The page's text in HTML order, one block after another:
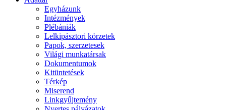
Egyházunk
Intézmények
Plébániák
Lelkipásztori körzetek
Papok, szerzetesek
Világi munkatársak
Dokumentumok
Kitüntetések
Térkép
Miserend
Linkgyűjtemény